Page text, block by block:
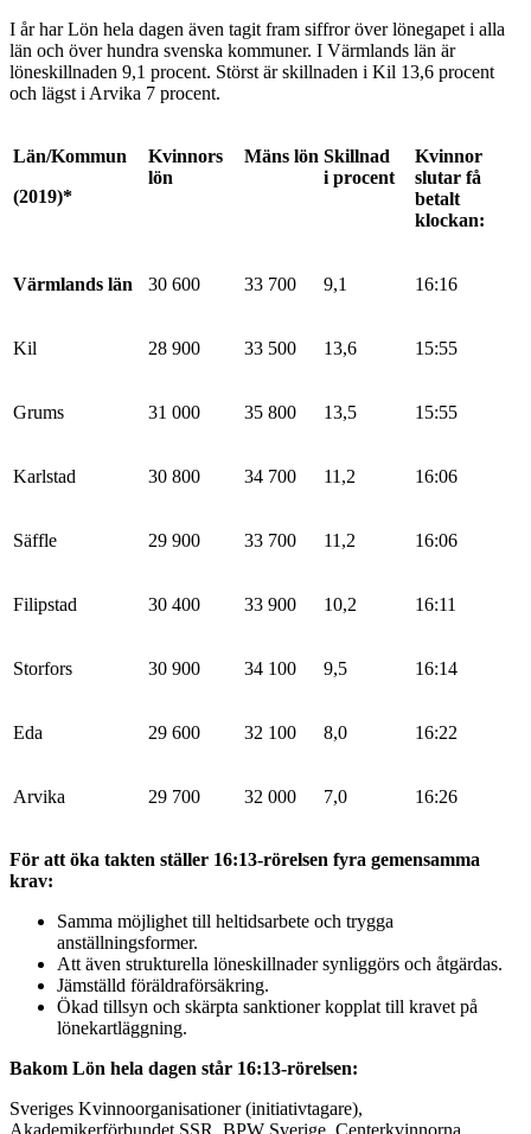
I år har Lön hela dagen även tagit fram siffror över lönegapet i alla
län och över hundra svenska kommuner. I Värmlands län är
löneskillnaden 9,1 procent. Störst är skillnaden i Kil 13,6 procent
och lägst i Arvika 7 procent.
Län/Kommun
(2019)*
Kvinnors
lön
Mäns lön Skillnad
i procent
Kvinnor
slutar få
betalt
klockan:
Värmlands län 30 600 33 700 9,1 16:16
Kil 28 900 33 500 13,6 15:55
Grums 31 000 35 800 13,5 15:55
Karlstad 30 800 34 700 11,2 16:06
Säffle 29 900 33 700 11,2 16:06
Filipstad 30 400 33 900 10,2 16:11
Storfors 30 900 34 100 9,5 16:14
Eda 29 600 32 100 8,0 16:22
Arvika 29 700 32 000 7,0 16:26
För att öka takten ställer 16:13-rörelsen fyra gemensamma
krav:
Samma möjlighet till heltidsarbete och trygga
anställningsformer.
Att även strukturella löneskillnader synliggörs och åtgärdas.
Jämställd föräldraförsäkring.
Ökad tillsyn och skärpta sanktioner kopplat till kravet på
lönekartläggning.
Bakom Lön hela dagen står 16:13-rörelsen:
Sveriges Kvinnoorganisationer (initiativtagare),
Akademikerförbundet SSR, BPW Sverige, Centerkvinnorna,